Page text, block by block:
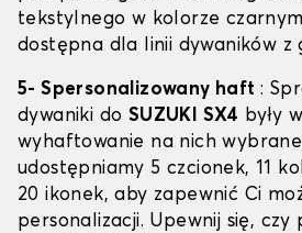
tekstylnego w kolorze
dostępna dla linii dywaników z
5- Spersonalizowany haft :
dywaniki do SUZUKI SX4 były
wyhaftowanie na nich
udostępniamy 5 czcionek, 11
20 ikonek, aby zapewnić Ci
personalizacji. Upewnij się, czy